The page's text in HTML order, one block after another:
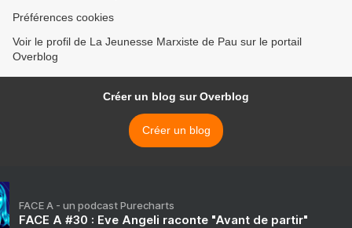
Préférences cookies
Voir le profil de La Jeunesse Marxiste de Pau sur le portail
Overblog
Créer un blog sur Overblog
Créer un blog
FACE A - un podcast Purecharts
FACE A #30 : Eve Angeli raconte "Avant de partir"